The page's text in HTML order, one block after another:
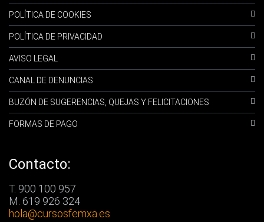
POLÍTICA DE COOKIES
POLÍTICA DE PRIVACIDAD
AVISO LEGAL
CANAL DE DENUNCIAS
BUZÓN DE SUGERENCIAS, QUEJAS Y FELICITACIONES
FORMAS DE PAGO
Contacto:
T. 900 100 957
M. 619 926 324
hola@cursosfemxa.es